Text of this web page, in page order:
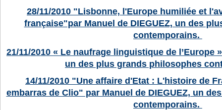
28/11/2010 "Lisbonne, l'Europe humiliée et
française"par Manuel de DIEGUEZ, un des
contemporains.
21/11/2010 « Le naufrage linguistique de l’Europe
un des plus grands philosophes
14/11/2010 "Une affaire d'Etat : L'histoire de
embarras de Clio" par Manuel de DIEGUEZ, un
contemporains.